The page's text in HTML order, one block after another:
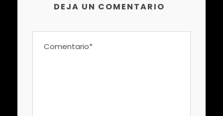
DEJA UN COMENTARIO